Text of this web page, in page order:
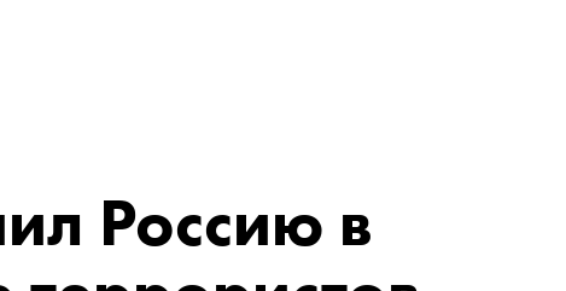
Россию в